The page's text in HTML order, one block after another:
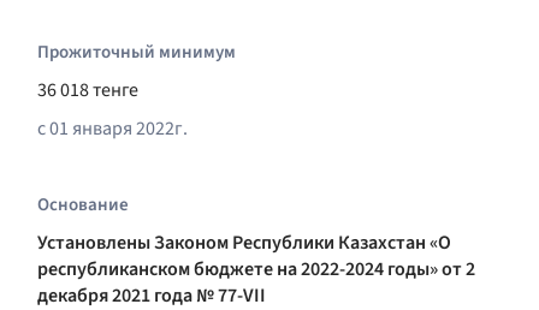
Прожиточный минимум
36 018 тенге
с 01 января 2022г.
Основание
Установлены Законом Республики Казахстан «О
республиканском бюджете на 2022-2024 годы» от 2
декабря 2021 года № 77-VII